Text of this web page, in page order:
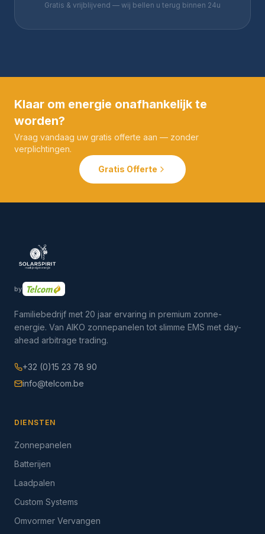
Gratis & vrijblijvend — wij bellen u terug binnen 24u
Klaar om energie onafhankelijk te
worden?
Vraag vandaag uw gratis offerte aan — zonder
verplichtingen.
Gratis Offerte
by
Familiebedrijf met 20 jaar ervaring in premium zonne-
energie. Van AIKO zonnepanelen tot slimme EMS met day-
ahead arbitrage trading.
+32 (0)15 23 78 90
info@telcom.be
DIENSTEN
Zonnepanelen
Batterijen
Laadpalen
Custom Systems
Omvormer Vervangen